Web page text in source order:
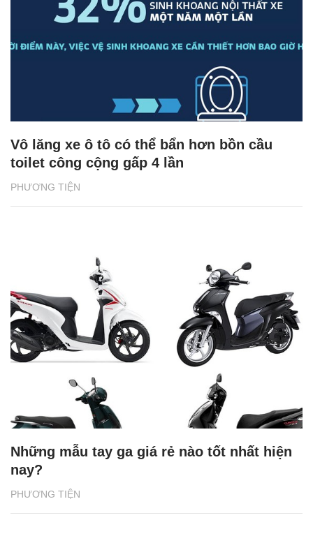
PHƯƠNG TIỆN
Vô lăng xe ô tô có thể bẩn hơn bồn cầu
toilet công cộng gấp 4 lần
PHƯƠNG TIỆN
Những mẫu tay ga giá rẻ nào tốt nhất hiện
nay?